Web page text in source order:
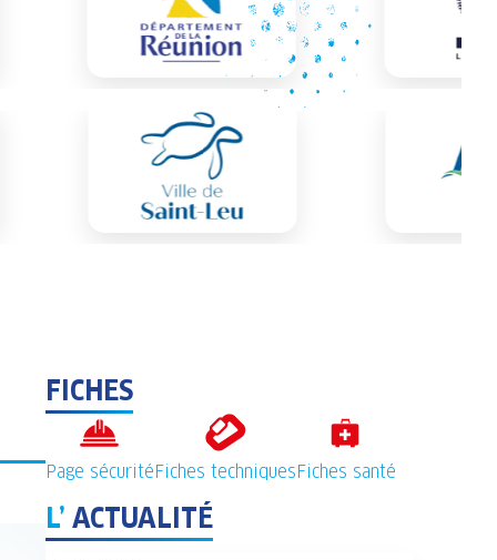
FICHES
Page sécuritéFiches techniquesFiches santé
L’ ACTUALITÉ